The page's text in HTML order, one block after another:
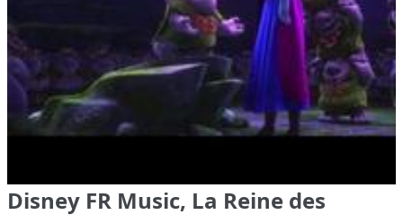
Disney FR Music, La Reine des